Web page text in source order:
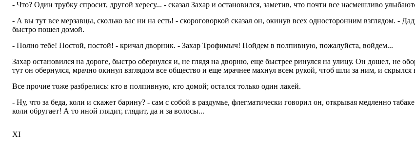
- Что? Один трубку спросит, другой хересу... - сказал Захар и остановился, заметив, что почти все насмешливо
- А вы тут все мерзавцы, сколько вас ни на есть! - скороговоркой сказал он, окинув всех односторонним взглядом. -
быстро пошел домой.
- Полно тебе! Постой, постой! - кричал дворник. - Захар Трофимыч! Пойдем в полпивную, пожалуйста, войдем...
Захар остановился на дороге, быстро обернулся и, не глядя на дворню, еще быстрее ринулся на улицу. Он дошел, не
тут он обернулся, мрачно окинул взглядом все общество и еще мрачнее махнул всем рукой, чтоб шли за ним, и скрылся
Все прочие тоже разбрелись: кто в полпивную, кто домой; остался только один лакей.
- Ну, что за беда, коли и скажет барину? - сам с собой в раздумье, флегматически говорил он, открывая медленно
коли обругает! А то иной глядит, глядит, да и за волосы...
XI